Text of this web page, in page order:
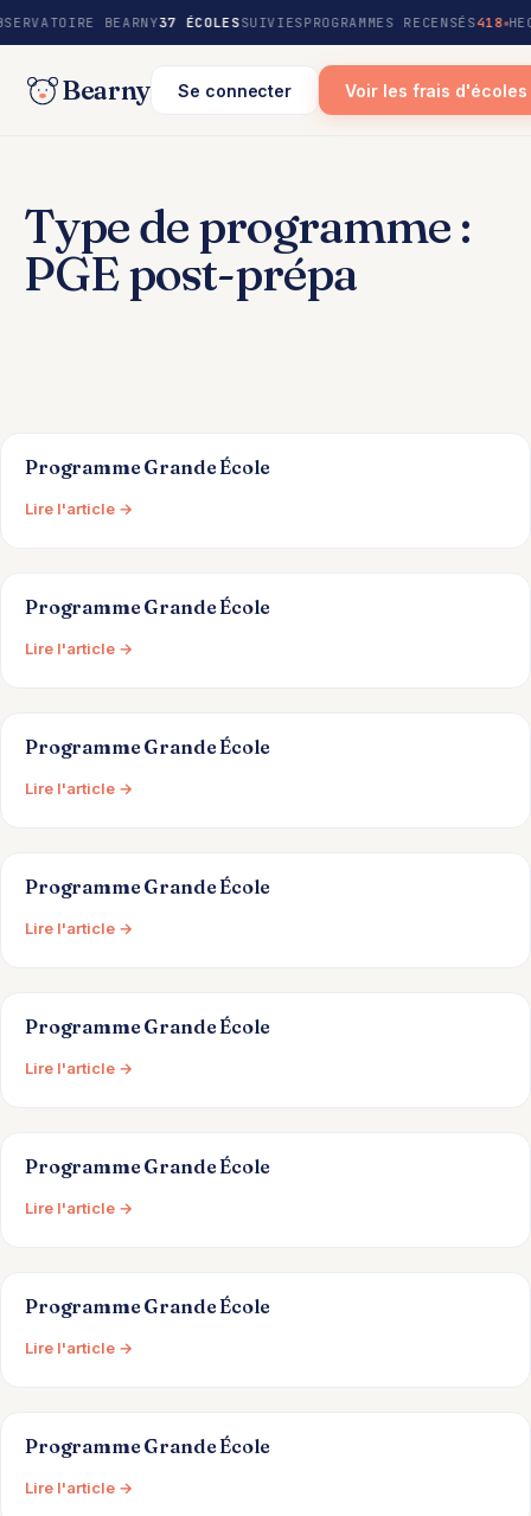
contenu BEARNY37 ÉCOLESSUIVIESPROGRAMMES RECENSÉS418
Bearny Se connecter Voir les frais d'écoles
Type de programme :
PGE post-prépa
Programme Grande École
Lire l'article →
Programme Grande École
Lire l'article →
Programme Grande École
Lire l'article →
Programme Grande École
Lire l'article →
Programme Grande École
Lire l'article →
Programme Grande École
Lire l'article →
Programme Grande École
Lire l'article →
Programme Grande École
Lire l'article →